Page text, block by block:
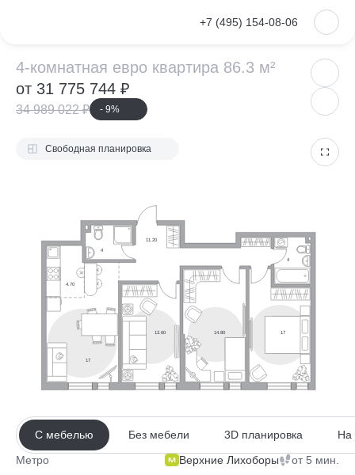
+7 (495) 154-08-06
4-комнатная
4-комнатная евро квартира 86.3 м²
от 31 775 744 ₽
34 989 022 ₽ - 9%
VKontakte
Метро Верхние Лихоборы от 5 мин.
17
17
14.80
13.60
4.70
4
4
11.20
Свободная планировка
С мебелью Без мебели 3D планировка На